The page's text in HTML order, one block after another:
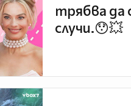
трябва да
случи.😯💥